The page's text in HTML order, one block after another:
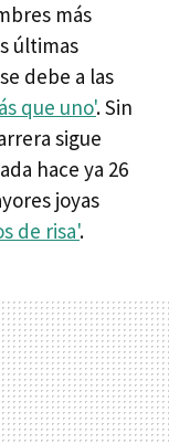
más
últimas
debe a las
que uno'. Sin
sigue
hace ya 26
joyas
de risa'.